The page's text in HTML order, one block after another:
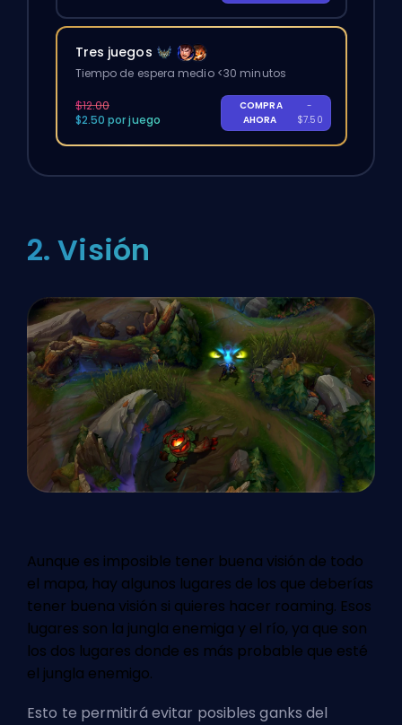
Tres juegos
Tiempo de espera medio <30 minutos
$12.00
$2.50 por juego
COMPRA
AHORA
-
$7.50
2. Visión
Aunque es imposible tener buena visión de todo
el mapa, hay algunos lugares de los que deberías
tener buena visión si quieres hacer roaming. Esos
lugares son la jungla enemiga y el río, ya que son
los dos lugares donde es más probable que esté
el jungla enemigo.
Esto te permitirá evitar posibles ganks del